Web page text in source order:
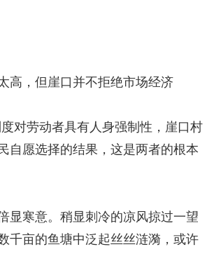
，但崖口并不拒绝市场经济
劳动者具有人身强制性，崖口村
自愿选择的结果，这是两者的根本
寒意。稍显刺冷的凉风掠过一望
千亩的鱼塘中泛起丝丝涟漪，或许